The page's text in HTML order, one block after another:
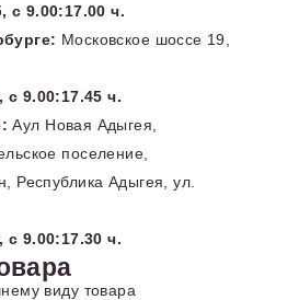
с 9.00:17.00 ч.
Московское шоссе 19,
с 9.00:17.45 ч.
Аул Новая Адыгея,
поселение,
Республика Адыгея, ул.
с 9.00:17.30 ч.
виду товара